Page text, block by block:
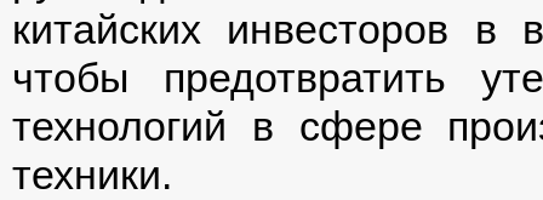
китайских инвесторов
чтобы предотвратить
технологий в сфере
техники.